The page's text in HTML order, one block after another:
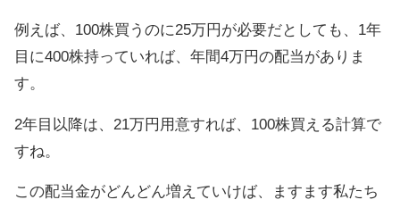
例えば、100株買うのに25万円が必要だとしても、1年
目に400株持っていれば、年間4万円の配当がありま
す。
2年目以降は、21万円用意すれば、100株買える計算で
すね。
この配当金がどんどん増えていけば、ますます私たち